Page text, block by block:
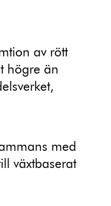
av rött
högre än
med
växtbaserat